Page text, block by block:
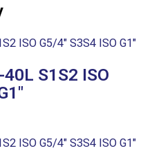
S1S2 ISO